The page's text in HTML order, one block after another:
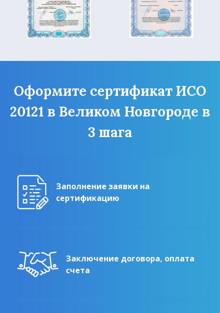
Оформите сертификат ИСО
20121 в Великом Новгороде в
3 шага
Заполнение заявки на
сертификацию
Заключение договора, оплата
счета